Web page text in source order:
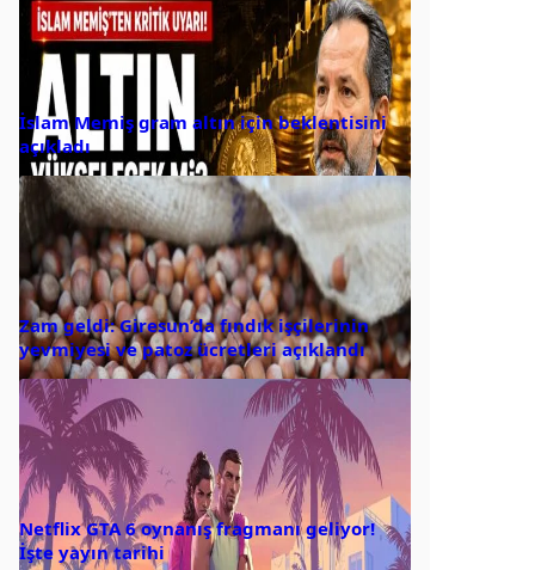
İslam Memiş gram altın için beklentisini
açıkladı
Zam geldi: Giresun’da fındık işçilerinin
yevmiyesi ve patoz ücretleri açıklandı
Netflix GTA 6 oynanış fragmanı geliyor!
İşte yayın tarihi